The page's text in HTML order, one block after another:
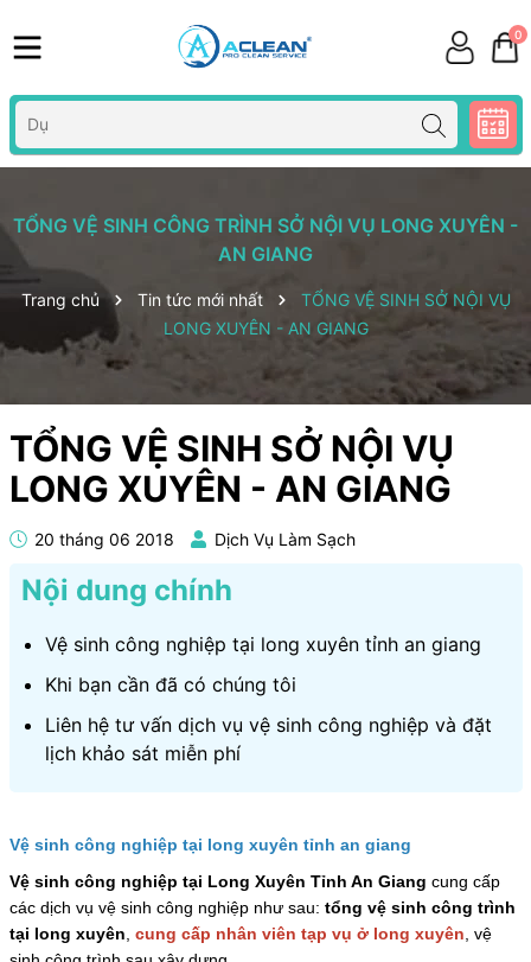
0
TỔNG VỆ SINH CÔNG TRÌNH SỞ NỘI VỤ LONG XUYÊN -
AN GIANG
Trang chủ Tin tức mới nhất
TỔNG VỆ SINH SỞ NỘI VỤ
LONG XUYÊN - AN GIANG
TỔNG VỆ SINH SỞ NỘI VỤ
LONG XUYÊN - AN GIANG
20 tháng 06 2018 Dịch Vụ Làm Sạch
Nội dung chính
Vệ sinh công nghiệp tại long xuyên tỉnh an giang
Khi bạn cần đã có chúng tôi
Liên hệ tư vấn dịch vụ vệ sinh công nghiệp và đặt
lịch khảo sát miễn phí
Vệ sinh công nghiệp tại long xuyên tỉnh an giang
Vệ sinh công nghiệp tại Long Xuyên Tỉnh An Giang cung cấp
các dịch vụ vệ sinh công nghiệp như sau: tổng vệ sinh công trình
tại long xuyên cung cấp nhân viên tạp vụ ở long xuyên , vệ